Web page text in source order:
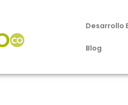
Desarrollo
Blog